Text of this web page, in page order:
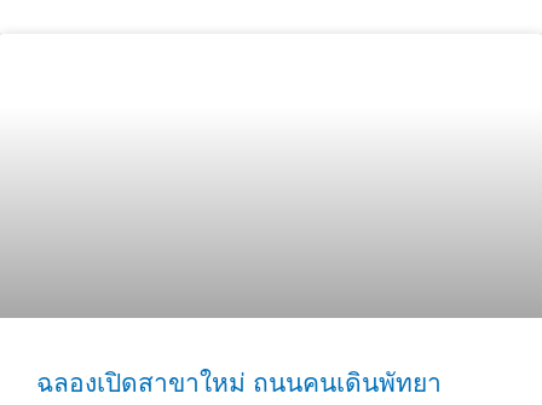
ฉลองเปิดสาขาใหม่ ถนนคนเดินพัทยา